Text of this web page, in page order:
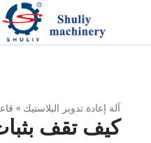
آلة إعادة تدوير البلاستيك »
كيف تقف